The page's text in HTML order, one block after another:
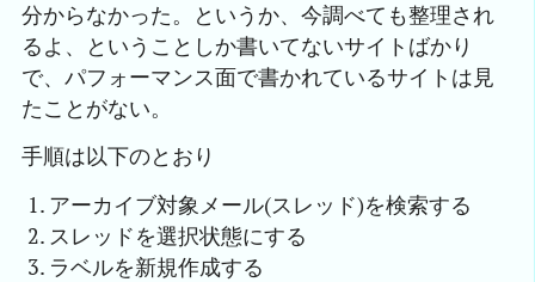
分からなかった。というか、今調べても整理され
るよ、ということしか書いてないサイトばかり
で、パフォーマンス面で書かれているサイトは見
たことがない。
手順は以下のとおり
アーカイブ対象メール(スレッド)を検索する
スレッドを選択状態にする
ラベルを新規作成する